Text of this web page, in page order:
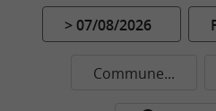
> 07/08/2026
Commune...